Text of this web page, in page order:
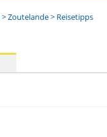
>Zoutelande> Reisetipps